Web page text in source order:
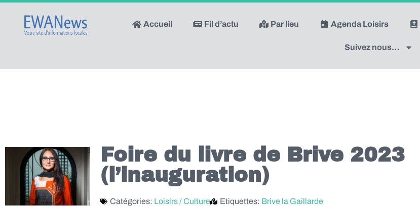
Accueil Fil d’actu Par lieu Agenda Loisirs
Suivez nous…
Foire du livre de Brive 2023
(l’inauguration)
Catégories: Loisirs / Culture Etiquettes: Brive la Gaillarde